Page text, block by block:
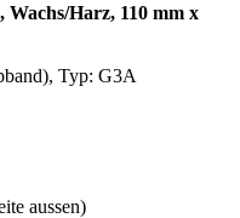
Harz, 110 mm x
Typ: G3A
aussen)